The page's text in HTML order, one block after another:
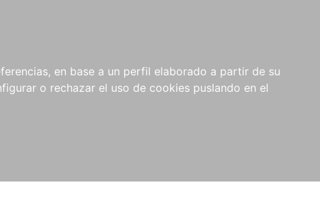
en base a un perfil elaborado a partir de su
o rechazar el uso de cookies puslando en el
NOVEDADES NOTICIAS
COMPRAS
INSTITUCIONALES